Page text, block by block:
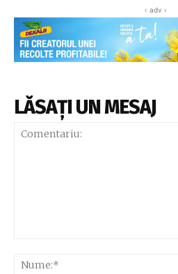
‹ adv ›
LĂSAȚI UN MESAJ